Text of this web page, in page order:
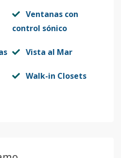
Ventanas con
control sónico
Vista al Mar
Walk-in Closets